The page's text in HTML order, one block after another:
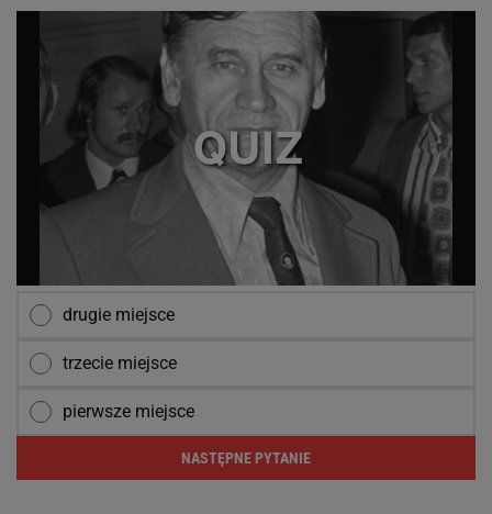
drugie miejsce
trzecie miejsce
pierwsze miejsce
NASTĘPNE PYTANIE